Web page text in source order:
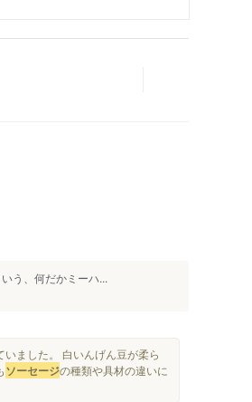
う、何だかミーハ...
いました。 白いんげん豆が柔ら
ソーセージの種類や具材の違いに